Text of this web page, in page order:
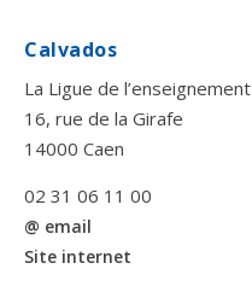
Calvados
La Ligue de l’enseignement
16, rue de la Girafe
14000 Caen
02 31 06 11 00
@ email
Site internet